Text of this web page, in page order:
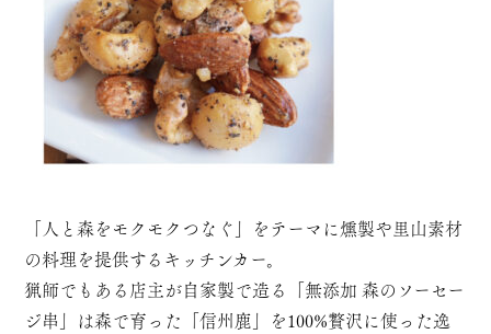
「人と森をモクモクつなぐ」をテーマに燻製や里山素材
の料理を提供するキッチンカー。
猟師でもある店主が自家製で造る「無添加 森のソーセー
ジ串」は森で育った「信州鹿」を100%贅沢に使った逸